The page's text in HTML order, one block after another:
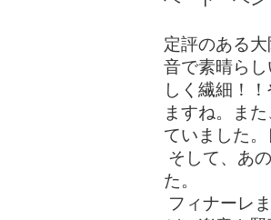
定評のある
音で素晴ら
しく繊細！
ますね。ま
ていました
そして、あ
た。
フィナーレ